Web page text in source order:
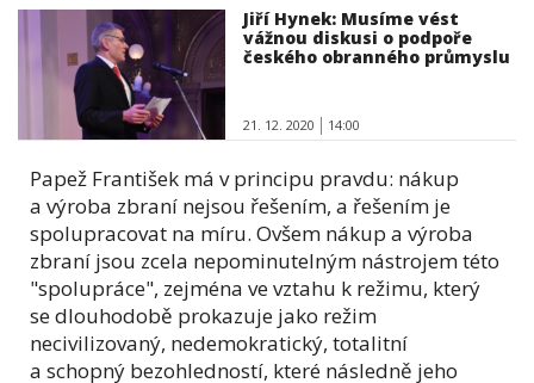
Jiří Hynek: Musíme vést
vážnou diskusi o podpoře
českého obranného průmyslu
21. 12. 2020 14:00
Papež František má v principu pravdu: nákup
a výroba zbraní nejsou řešením, a řešením je
spolupracovat na míru. Ovšem nákup a výroba
zbraní jsou zcela nepominutelným nástrojem této
"spolupráce", zejména ve vztahu k režimu, který
se dlouhodobě prokazuje jako režim
necivilizovaný, nedemokratický, totalitní
a schopný bezohledností, které následně jeho